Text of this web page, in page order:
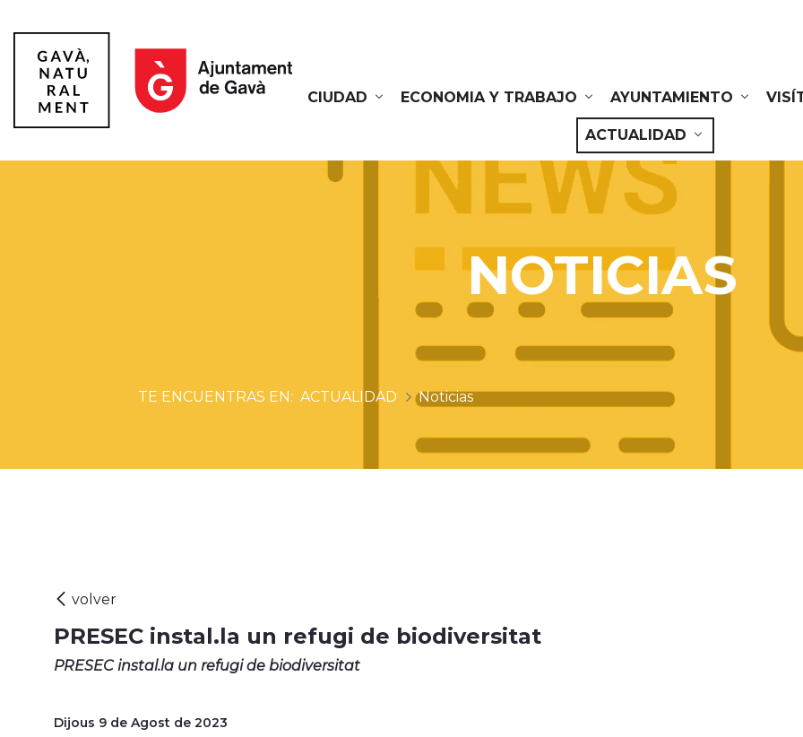
CIUDAD ECONOMIA Y TRABAJO AYUNTAMIENTO
ACTUALIDAD
NOTICIAS
ACTUALIDAD Noticias
PRESEC instal.la un refugi de biodiversitat
PRESEC instal.la un refugi de biodiversitat
Dijous 9 de Agost de 2023